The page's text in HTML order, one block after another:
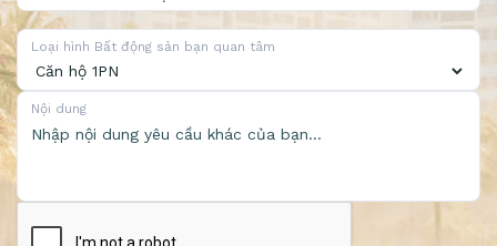
Loại hình Bất động sản bạn quan tâm
Nội dung